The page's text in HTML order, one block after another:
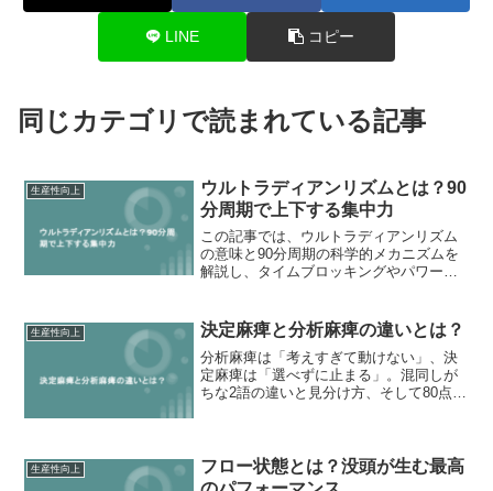
LINE コピー
同じカテゴリで読まれている記事
生産性向上
ウルトラディアンリズムとは？90
分周期で上下する集中力
この記事では、ウルトラディアンリズム
の意味と90分周期の科学的メカニズムを
解説し、タイムブロッキングやパワーナ
実践法を紹介しています。
生産性向上 決定麻痺と分析麻痺の違いとは？
分析麻痺は「考えすぎて動けない」、決
定麻痺は「選べずに止まる」。混同しが
ちな2語の違いと見分け方、そして80点で
生産性向上
フロー状態とは？没頭が生む最高